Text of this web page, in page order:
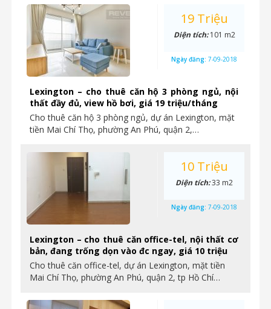
Lexington – cho thuê căn hộ 3 phòng ngủ, nội
thất đầy đủ, view hồ bơi, giá 19 triệu/tháng
Cho thuê căn hộ 3 phòng ngủ, dự án Lexington, mặt
tiền Mai Chí Thọ, phường An Phú, quận 2,…
19 Triệu
Diện tích:101 m2
Ngày đăng: 7-09-2018
Lexington – cho thuê căn office-tel, nội thất cơ
bản, đang trống dọn vào đc ngay, giá 10 triệu
Cho thuê căn office-tel, dự án Lexington, mặt tiền
Mai Chí Thọ, phường An Phú, quận 2, tp Hồ Chí…
10 Triệu
Diện tích:33 m2
Ngày đăng: 7-09-2018